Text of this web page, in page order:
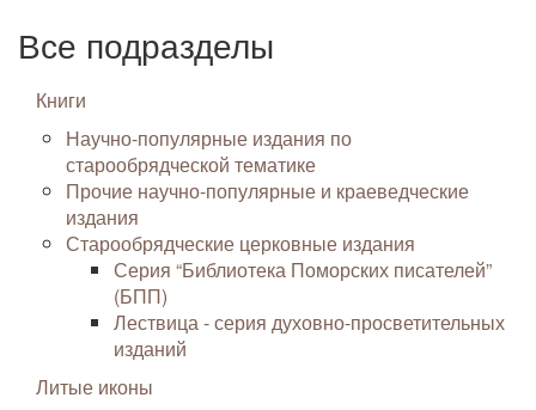
Все подразделы
Книги
Научно-популярные издания по
старообрядческой тематике
Прочие научно-популярные и краеведческие
издания
Старообрядческие церковные издания
Серия “Библиотека Поморских писателей”
(БПП)
Лествица - серия духовно-просветительных
изданий
Литые иконы